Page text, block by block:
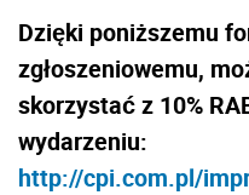
Dzięki poniższemu
zgłoszeniowemu,
skorzystać z 10%
wydarzeniu:
http://cpi.com.pl/